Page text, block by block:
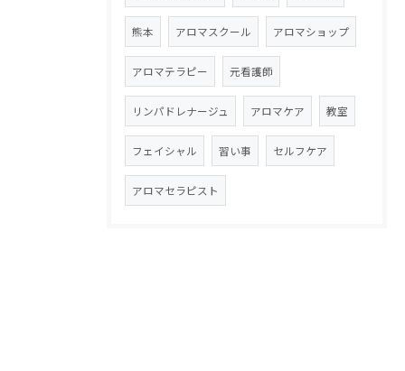
熊本 アロマスクール アロマショップ
アロマテラピー 元看護師
リンパドレナージュ アロマケア 教室
フェイシャル 習い事 セルフケア
アロマセラピスト